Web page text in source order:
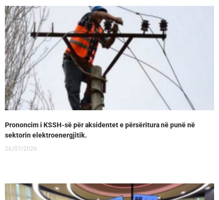
Prononcim i KSSH-së për aksidentet e përsëritura në punë në
sektorin elektroenergjitik.
26/07/2026